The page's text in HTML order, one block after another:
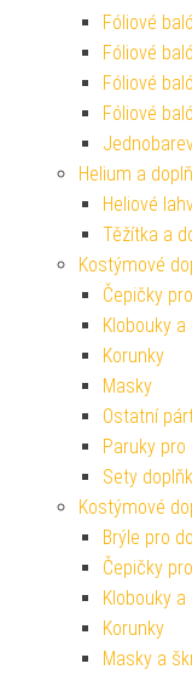
Fóliové
Fóliové
Fóliové
Fóliové
Helium a
Heliové
Těžítka a
Kostýmové
Čepičky
Klobouky
Korunky
Masky
Ostatní
Paruky pro
Sety
Kostýmové
Brýle pro
Čepičky
Klobouky
Korunky
Masky a